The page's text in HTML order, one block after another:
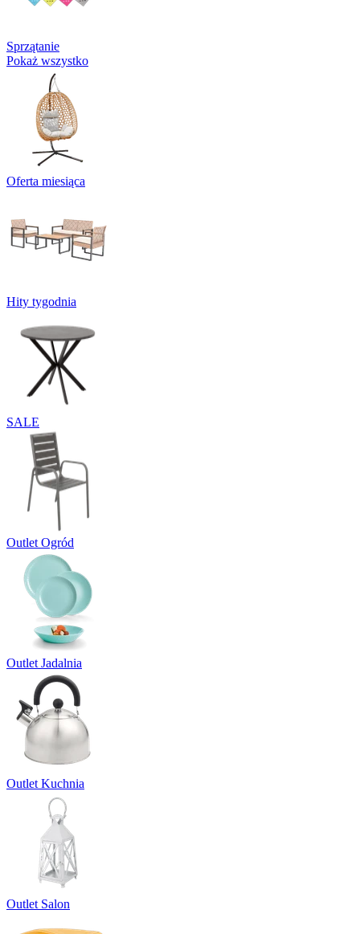
Sprzątanie
Pokaż wszystko
Oferta miesiąca
Hity tygodnia
SALE
Outlet Ogród
Outlet Jadalnia
Outlet Kuchnia
Outlet Salon